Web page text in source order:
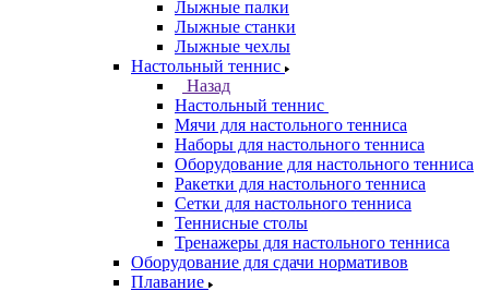
Лыжные палки
Лыжные станки
Лыжные чехлы
Настольный теннис
Назад
Настольный теннис
Мячи для настольного тенниса
Наборы для настольного тенниса
Оборудование для настольного тенниса
Ракетки для настольного тенниса
Сетки для настольного тенниса
Теннисные столы
Тренажеры для настольного тенниса
Оборудование для сдачи нормативов
Плавание